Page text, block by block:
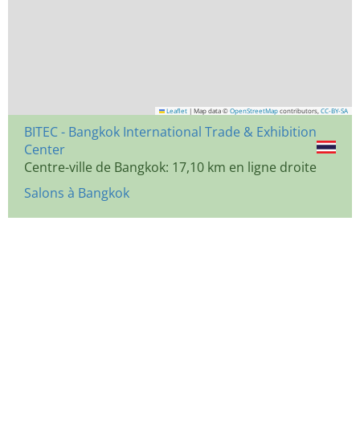
Leaflet | Map data © OpenStreetMap contributors, CC-BY-SA
BITEC - Bangkok International Trade & Exhibition
Center
Centre-ville de Bangkok: 17,10 km en ligne droite
Salons à Bangkok